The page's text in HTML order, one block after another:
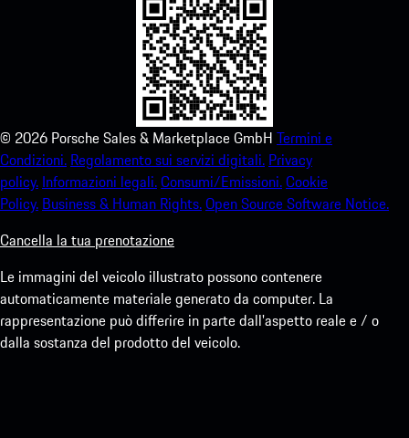
© 2026 Porsche Sales & Marketplace GmbH Termini e
Condizioni. Regolamento sui servizi digitali. Privacy
policy. Informazioni legali.Consumi/Emissioni.Cookie
Policy. Business & Human Rights.Open Source Software Notice.
Cancella la tua prenotazione
Le immagini del veicolo illustrato possono contenere
automaticamente materiale generato da computer. La
rappresentazione può differire in parte dall'aspetto reale e / o
dalla sostanza del prodotto del veicolo.